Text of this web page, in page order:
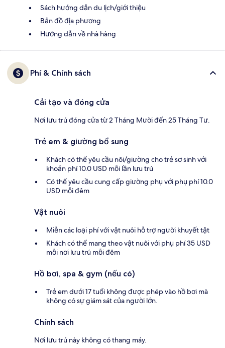
Sách hướng dẫn du lịch/giới thiệu
Bản đồ địa phương
Hướng dẫn về nhà hàng
Phí & Chính sách
Cải tạo và đóng cửa
Nơi lưu trú đóng cửa từ 2 Tháng Mười đến 25 Tháng Tư.
Trẻ em & giường bổ sung
Khách có thể yêu cầu nôi/giường cho trẻ sơ sinh với
khoản phí 10.0 USD mỗi lần lưu trú
Có thể yêu cầu cung cấp giường phụ với phụ phí 10.0
USD mỗi đêm
Vật nuôi
Miễn các loại phí với vật nuôi hỗ trợ người khuyết tật
Khách có thể mang theo vật nuôi với phụ phí 35 USD
mỗi nơi lưu trú mỗi đêm
Hồ bơi, spa & gym (nếu có)
Trẻ em dưới 17 tuổi không được phép vào hồ bơi mà
không có sự giám sát của người lớn.
Chính sách
Nơi lưu trú này không có thang máy.